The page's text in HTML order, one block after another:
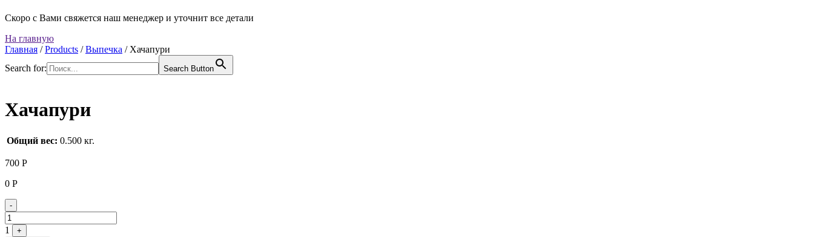
Скоро с Вами свяжется наш менеджер и уточнит все детали
На главную
Главная /Products /Выпечка / Хачапури
Search for:
Search Button
Хачапури
Общий вес: 0.500 кг.
700 Р
0 Р
Quantity
-
1
+